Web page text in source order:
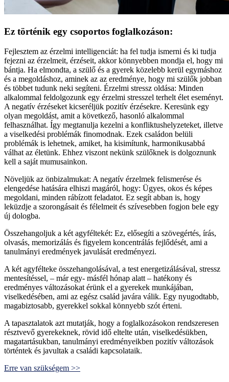
Ez történik egy csoportos foglalkozáson:
Fejlesztem az érzelmi intelligenciát: ha fel tudja ismerni és ki tudja
fejezni az érzelmeit, érzéseit, akkor könnyebben mondja el, hogy mi
bántja. Ha elmondta, a szülő és a gyerek közelebb kerül egymáshoz
és a megoldáshoz, aminek az az eredménye, hogy mi szülők jobban
és többet tudunk neki segíteni. Érzelmi stressz oldása: Minden
alkalommal feldolgozunk egy érzelmi stresszel terhelt élet eseményt.
A negatív érzéseket kicseréljük pozitív érzésekre. Keresünk egy
olyan megoldást, amit a következő, hasonló alkalommal
felhasználhat. Így megtanulja kezelni a konfliktushelyzeteket, illetve
a viselkedési problémák finomodnak. Ezek családon belüli
problémák is lehetnek, amiket, ha kisimítunk, harmonikusabbá
válhat az életünk. Ehhez viszont nekünk szülőknek is dolgoznunk
kell a saját mumusainkon.
Növeljük az önbizalmukat: A negatív érzelmek felismerése és
elengedése hatására elhiszi magáról, hogy: Ügyes, okos és képes
megoldani, minden rábízott feladatot. Ez segít abban is, hogy
leküzdje a szorongásait és félelmeit és szívesebben fogjon bele egy
új dologba.
Összehangoljuk a két agyféltekét: Ez, elősegíti a szövegértés, írás,
olvasás, memorizálás és figyelem koncentrálás fejlődését, ami a
tanulmányi eredmények javulását eredményezi.
A két agyfélteke összehangolásával, a test energetizálásával, stressz
mentesítéssel, – már egy- másfél hónap alatt – hatékony és
eredményes változásokat érünk el a gyerekek munkájában,
viselkedésében, ami az egész család javára válik. Egy nyugodtabb,
magabiztosabb, gyerekkel sokkal könnyebb szót érteni.
A tapasztalatok azt mutatják, hogy a foglalkozásokon rendszeresen
résztvevő gyerekeknek, rövid idő eltelte után, viselkedésükben,
magatartásukban, tanulmányi eredményeikben pozitív változások
történtek és javultak a családi kapcsolataik.
Erre van szükségem >>